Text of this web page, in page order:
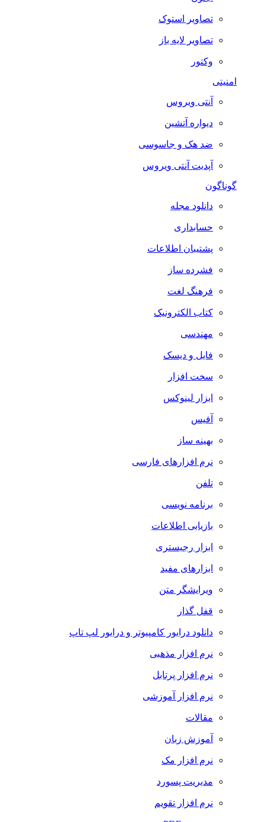
تصاویر استوک
تصاویر لایه باز
وکتور
آنتی ویروس
دیواره آتشین
ضد هک و جاسوسی
آپدیت آنتی ویروس
گوناگون
دانلود مجله
حسابداری
پشتیبان اطلاعات
فشرده ساز
فرهنگ لغت
کتاب الکترونیک
مهندسی
فایل و دیسک
سخت افزار
ابزار لینوکس
آفیس
بهینه ساز
نرم افزارهای فارسی
تلفن
برنامه نویسی
بازیابی اطلاعات
ابزار رجیستری
ابزارهای مفید
ویرایشگر متن
قفل گذار
دانلود درایور کامپیوتر و درایور لپ تاپ
نرم افزار مذهبی
نرم افزار پرتابل
نرم افزار آموزشی
مقالات
آموزش زبان
نرم افزار مک
مدیریت پسورد
نرم افزار تقویم